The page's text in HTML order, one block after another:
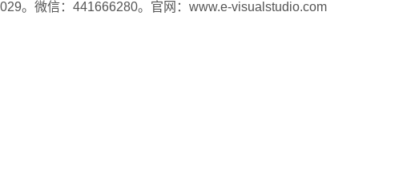
。微信：441666280。官网：www.e-visualstudio.com